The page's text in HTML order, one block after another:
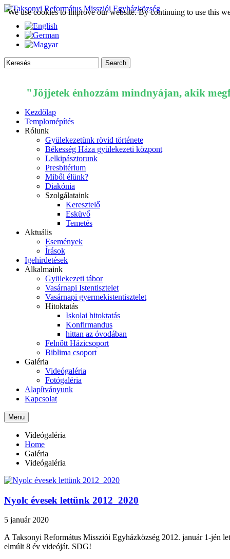
"Jöjjetek énhozzám mindnyájan, akik
Kezdőlap
Templomépítés
Rólunk
Gyülekezetünk rövid története
Békesség Háza gyülekezeti központ
Lelkipásztorunk
Presbitérium
Miből élünk?
Diakónia
Szolgálataink
Keresztelő
Esküvő
Temetés
Aktuális
Események
Írások
Igehirdetések
Alkalmaink
Gyülekezeti tábor
Vasárnapi Istentisztelet
Vasárnapi gyermekistentisztelet
Hitoktatás
Iskolai hitoktatás
Konfirmandus
hittan az óvodában
Felnőtt Házicsoport
Biblima csoport
Galéria
Videógaléria
Fotógaléria
Alapítványunk
Kapcsolat
Menu
Videógaléria
Home
Galéria
Videógaléria
Nyolc évesek lettünk 2012_2020
5 január 2020
A Taksonyi Református Missziói Egyházközség 2012. január 1-jén
elmúlt 8 év videóját. SDG!
We use cookies to improve our website. By continuing to use this